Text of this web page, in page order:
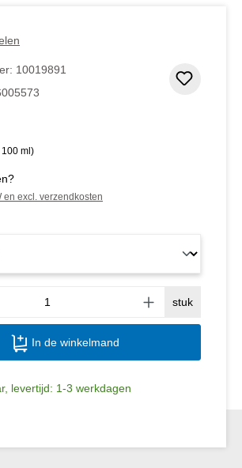
10019891
ml)
en excl. verzendkosten
stuk
In de winkelmand
levertijd: 1-3 werkdagen